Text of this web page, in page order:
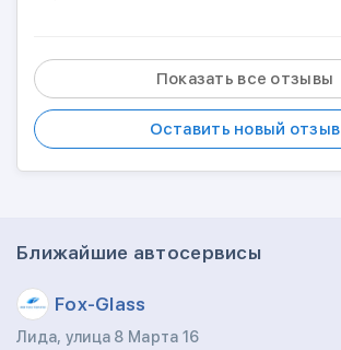
Показать все отзывы
Оставить новый отзыв
Ближайшие автосервисы
Fox-Glass
Лида, улица 8 Марта 16